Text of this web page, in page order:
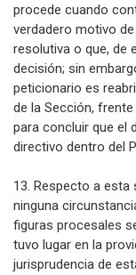
procede cuando
verdadero motivo
resolutiva o que, de
decisión; sin
peticionario es
de la Sección,
para concluir que el
directivo dentro del
13. Respecto a esta
ninguna
figuras procesales
tuvo lugar en la
jurisprudencia de